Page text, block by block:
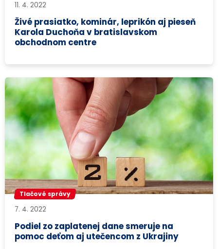
11. 4. 2022
Živé prasiatko, kominár, leprikón aj pieseň
Karola Duchoňa v bratislavskom
obchodnom centre
Tlačové správy
7. 4. 2022
Podiel zo zaplatenej dane smeruje na
pomoc deťom aj utečencom z Ukrajiny